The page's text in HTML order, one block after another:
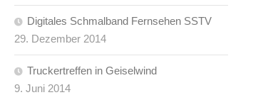
Digitales Schmalband Fernsehen SSTV
29. Dezember 2014
Truckertreffen in Geiselwind
9. Juni 2014